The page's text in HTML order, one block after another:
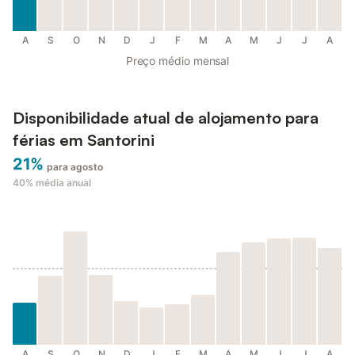
A S O N D J F M A M J J A
Preço médio mensal
Disponibilidade atual de alojamento para
férias em Santorini
21% para agosto
40% média anual